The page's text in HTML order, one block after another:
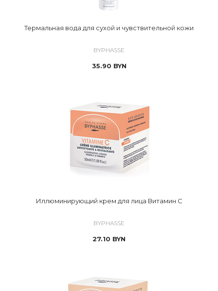
Термальная вода для сухой и чувствительной кожи
BYPHASSE
35.90 BYN
Иллюминирующий крем для лица Витамин С
BYPHASSE
27.10 BYN